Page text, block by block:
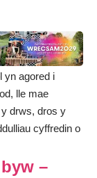
yn agored i
lle mae
drws, dros y
cyffredin o
–